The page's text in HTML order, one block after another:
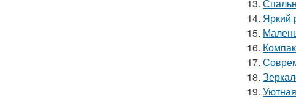
13.
14. Яркий
15.
16.
17.
18.
19.